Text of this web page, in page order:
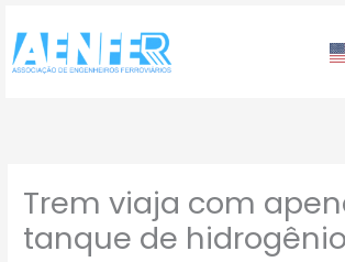
para
conteúdo
Trem viaja com
tanque de hidrogênio